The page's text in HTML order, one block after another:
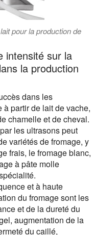
pour la production de
intensité sur la
la production
dans les
partir de lait de vache,
chamelle et de cheval.
les ultrasons peut
variétés de fromage, y
frais, le fromage blanc,
à pâte molle
et à haute
du fromage sont les
et de la dureté du
augmentation de la
du caillé,